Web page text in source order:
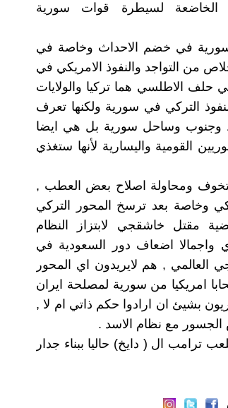
الخاضعة لسيطرة قوات سورية
سورية في خضم الاحداث وخاصة في
من التواجد والنفوذ الامريكي في
الاطلسي هما تركيا والولايات
التركي في سورية ولكنها تعرف
وجنوب وساحل سورية بل هي ايضا
القومية واليسارية لأنها ستغذي
ومحاولة اصلاح بعض العطب ,
وخاصة بعد ترسخ المحور التركي
مقتل خاشقجي لابتزاز النظام
واجمالا اضعاف دور السعودية في
العالمي , هم لايريدون اي المحور
امريكيا من سورية لمصلحة ايران
بشيئ ان ارادوا حكم ذاتي ام لا ,
الجسور مع نظام الاسد .
ترامب ال ( دايخ) حاليا ببناء جدار